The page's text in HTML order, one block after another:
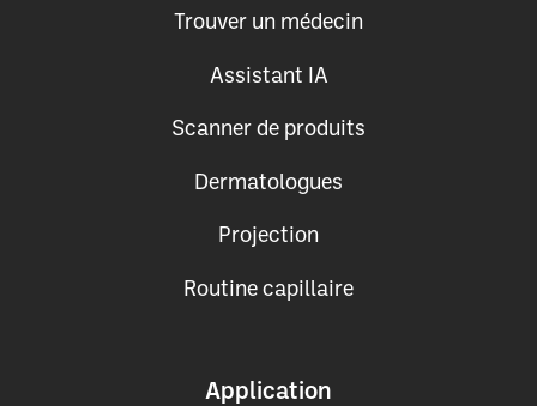
Trouver un médecin
Assistant IA
Scanner de produits
Dermatologues
Projection
Routine capillaire
Application